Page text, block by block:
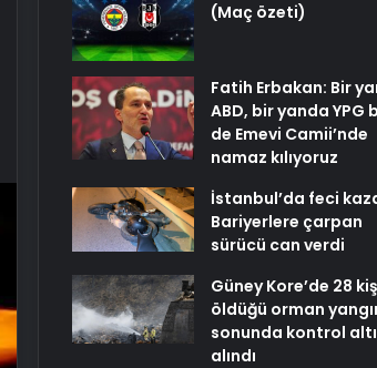
(Maç özeti)
Fatih Erbakan: Bir
ABD, bir yanda YPG
de Emevi Camii’nde
namaz kılıyoruz
İstanbul’da feci
Bariyerlere çarpan
sürücü can verdi
Güney Kore’de 28
öldüğü orman
sonunda kontrol
alındı